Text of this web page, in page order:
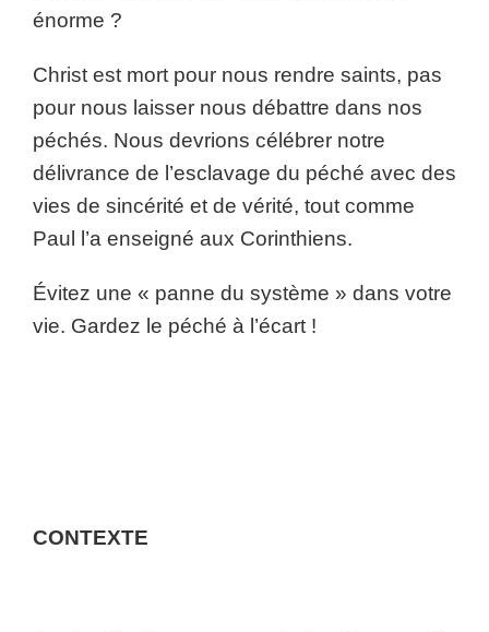
énorme ?
Christ est mort pour nous rendre saints, pas
pour nous laisser nous débattre dans nos
péchés. Nous devrions célébrer notre
délivrance de l’esclavage du péché avec des
vies de sincérité et de vérité, tout comme
Paul l’a enseigné aux Corinthiens.
Évitez une « panne du système » dans votre
vie. Gardez le péché à l’écart !
CONTEXTE